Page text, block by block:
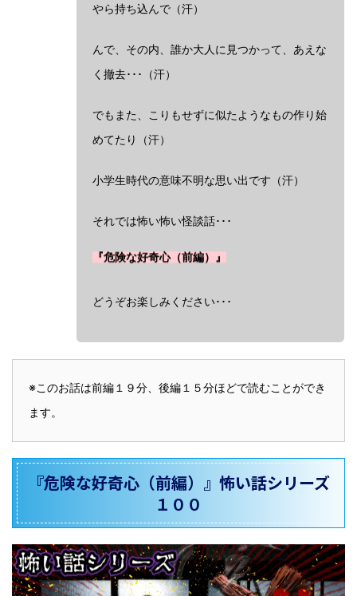
やら持ち込んで（汗）
んで、その内、誰か大人に見つかって、あえな
く撤去･･･（汗）
でもまた、こりもせずに似たようなもの作り始
めてたり（汗）
小学生時代の意味不明な思い出です（汗）
それでは怖い怖い怪談話･･･
『危険な好奇心（前編）』
どうぞお楽しみください･･･
※このお話は前編１９分、後編１５分ほどで読むことができ
ます。
『危険な好奇心（前編）』怖い話シリーズ
１００